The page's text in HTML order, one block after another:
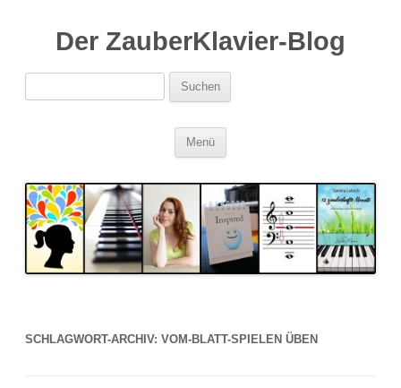
Der ZauberKlavier-Blog
Suchen
nach:
Menü
SCHLAGWORT-ARCHIV: VOM-BLATT-SPIELEN ÜBEN